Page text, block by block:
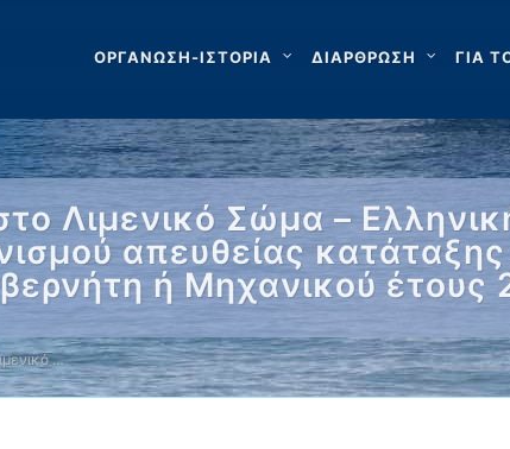
ΟΡΓΑΝΩΣΗ-ΙΣΤΟΡΙΑ ΔΙΑΡΘΡΩΣΗ ΓΙΑ
Λιμενικό Σώμα –
απευθείας
ή Μηχανικού έτους
…